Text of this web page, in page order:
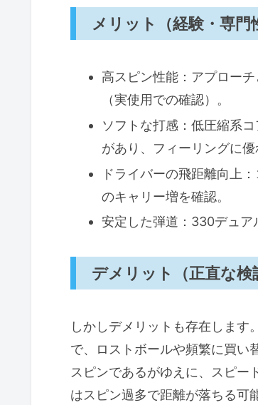
メリット（経験・専門
高スピン性能：アプロー
（実使用での確認）。
ソフトな打感：低圧縮系
があり、フィーリングに優
ドライバーの飛距離向上
のキャリー増を確認。
安定した弾道：330デュア
デメリット（正直な検
しかしデメリットも存在します
で、ロストボールや頻繁に買い
スピンであるがゆえに、スピー
はスピン過多で距離が落ちる可